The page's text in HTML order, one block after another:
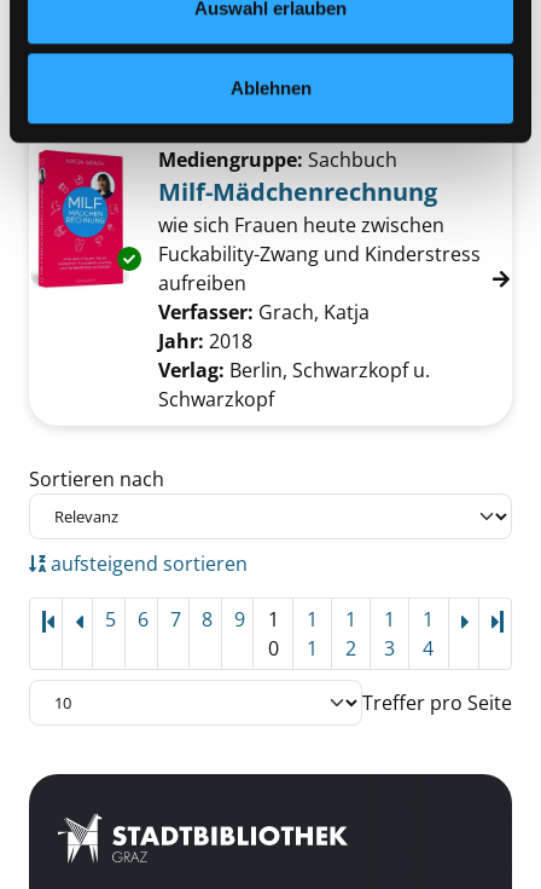
Auswahl erlauben
Ablehnen
Exemplar-Details von Feministin sagt man
Feministin sagt man nicht
Verfasser:Herbst, HannaSuche nach
2018
Exemplar-Details von Milf-
Mediengruppe: Sachbuch
Milf-Mädchenrechnung
wie sich Frauen heute zwischen
Fuckability-Zwang und Kinderstress
aufreiben
Verfasser: Grach, Katja
Jahr: 2018
Verlag: Berlin, Schwarzkopf u.
Schwarzkopf
Zu den Suchfiltern springen
Sortieren nach
aufsteigend sortieren
5 6 7 8 9
1
0
1
1
1
2
1
3
1
4
Treffer pro Seite